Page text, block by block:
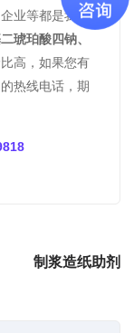
业等都是我们
琥珀酸四钠、
高，如果您有
热线电话，期
制浆造纸助剂